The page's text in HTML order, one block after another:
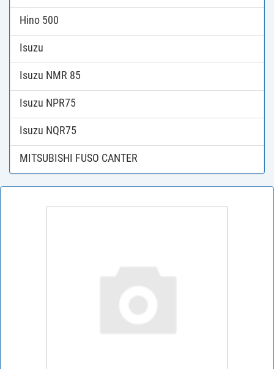
Hino 500
Isuzu
Isuzu NMR 85
Isuzu NPR75
Isuzu NQR75
MITSUBISHI FUSO CANTER